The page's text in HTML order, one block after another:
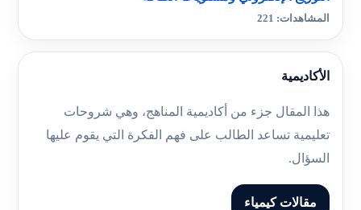
المشاهدات: 221
الأكاديمية
هذا المقال جزء من أكاديمية المناهج، وهي شروحات
تعليمية تساعد الطالب على فهم الفكرة التي يقوم عليها
السؤال.
مقالات كيمياء